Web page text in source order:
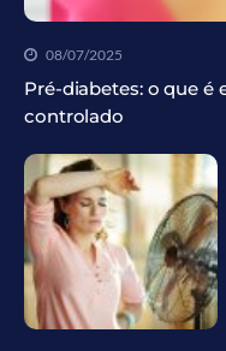
08/07/2025
Pré-diabetes: o que é
controlado